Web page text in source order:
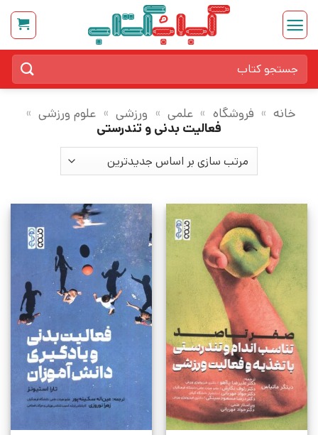
Skip
content
برای:
خانه » فروشگاه » علمی » ورزشی » علوم ورزشی »
فعالیت بدنی و تندرستی